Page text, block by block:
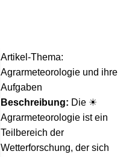
Artikel-Thema:
Agrarmeteorologie und ihre
Aufgaben
Beschreibung: Die ☀
Agrarmeteorologie ist ein
Teilbereich der
Wetterforschung, der sich